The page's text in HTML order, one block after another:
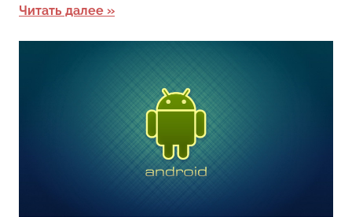
Читать далее